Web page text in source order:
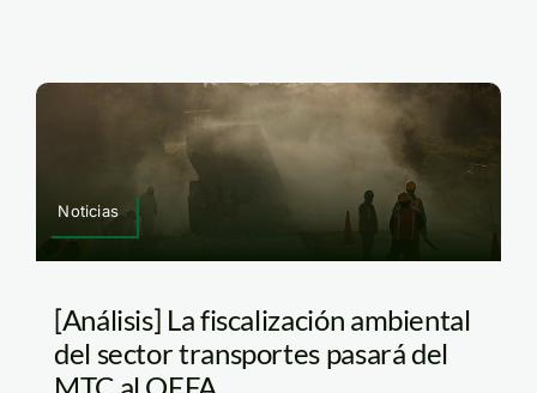
Noticias
[Análisis] La fiscalización ambiental
del sector transportes pasará del